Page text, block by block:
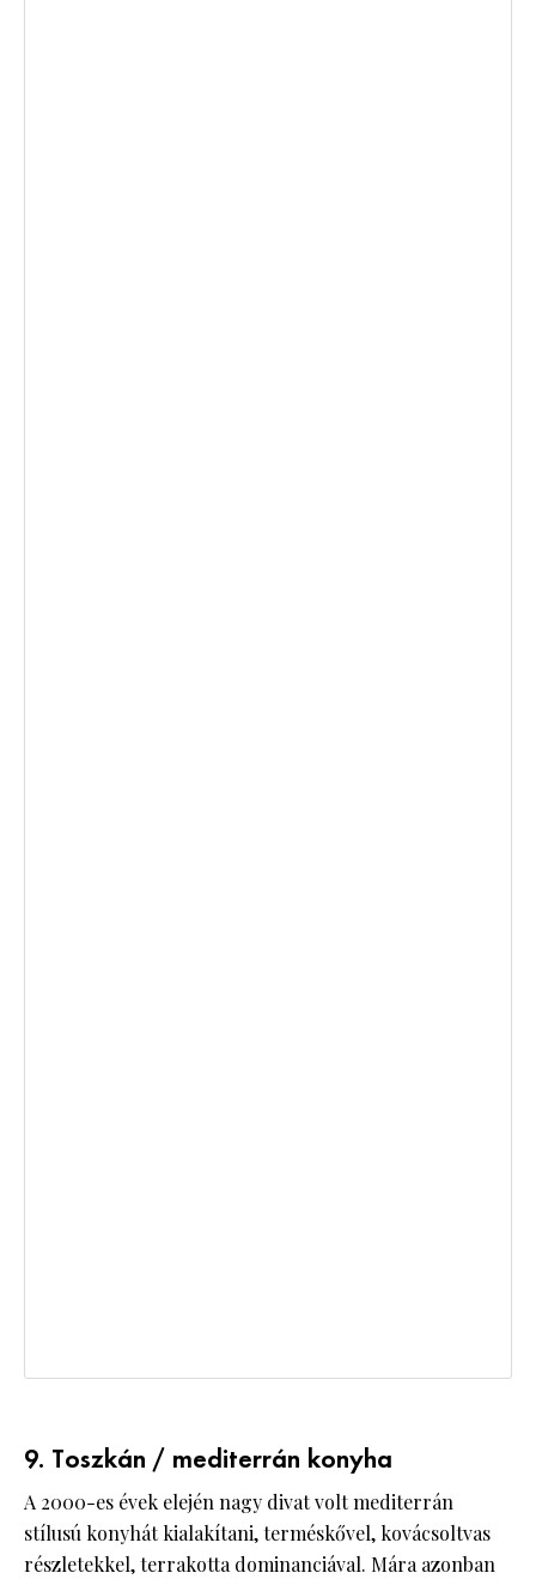
9. Toszkán / mediterrán konyha
A 2000-es évek elején nagy divat volt mediterrán
stílusú konyhát kialakítani, terméskővel, kovácsoltvas
részletekkel, terrakotta dominanciával. Mára azonban